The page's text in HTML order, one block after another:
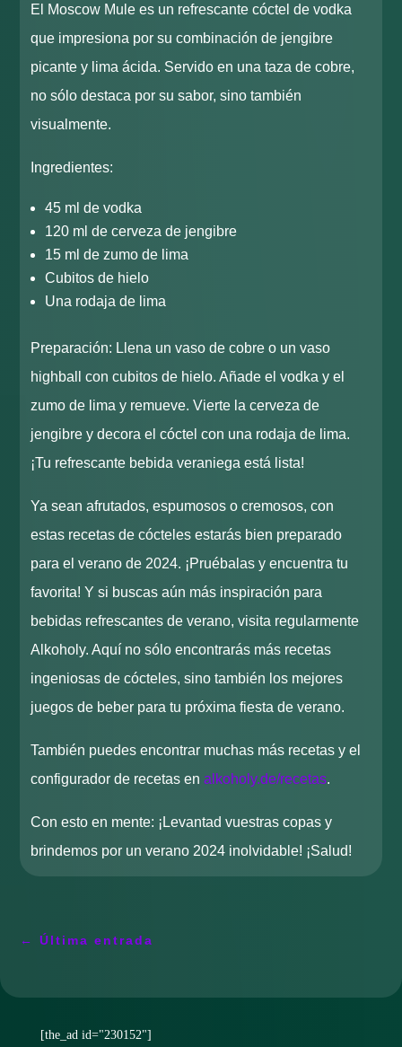
El Moscow Mule es un refrescante cóctel de vodka
que impresiona por su combinación de jengibre
picante y lima ácida. Servido en una taza de cobre,
no sólo destaca por su sabor, sino también
visualmente.
Ingredientes:
45 ml de vodka
120 ml de cerveza de jengibre
15 ml de zumo de lima
Cubitos de hielo
Una rodaja de lima
Preparación: Llena un vaso de cobre o un vaso
highball con cubitos de hielo. Añade el vodka y el
zumo de lima y remueve. Vierte la cerveza de
jengibre y decora el cóctel con una rodaja de lima.
¡Tu refrescante bebida veraniega está lista!
Ya sean afrutados, espumosos o cremosos, con
estas recetas de cócteles estarás bien preparado
para el verano de 2024. ¡Pruébalas y encuentra tu
favorita! Y si buscas aún más inspiración para
bebidas refrescantes de verano, visita regularmente
Alkoholy. Aquí no sólo encontrarás más recetas
ingeniosas de cócteles, sino también los mejores
juegos de beber para tu próxima fiesta de verano.
También puedes encontrar muchas más recetas y el
configurador de recetas enalkoholy.de/recetas.
Con esto en mente: ¡Levantad vuestras copas y
brindemos por un verano 2024 inolvidable! ¡Salud!
←Última entrada
[the_ad id="230152"]